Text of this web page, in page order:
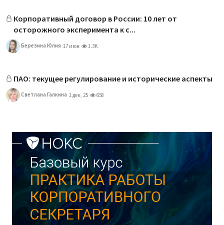
Корпоративный договор в России: 10 лет от
осторожного эксперимента к с...
Березина Юлия 17 июн 1.3K
ПАО: текущее регулирование и исторические аспекты
Светлана Галкина 1 дек, 25 658